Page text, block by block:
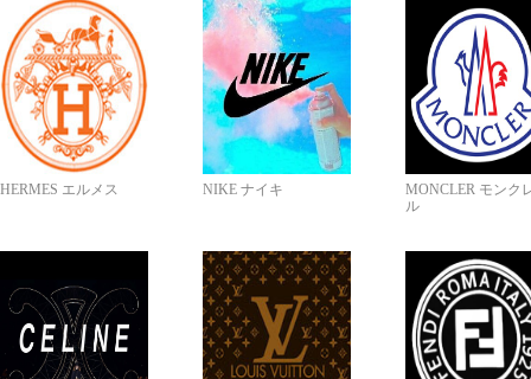
HERMES エルメス NIKE ナイキ
MONCLER モンク
ル